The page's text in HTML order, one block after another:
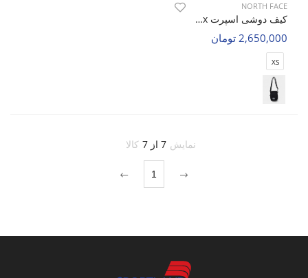
NORTH FACE
کیف دوشی اسپرت Unisex نورث فیس Kova Hold U
2,650,000 تومان
XS
نمایش 7 از 7 کالا
1